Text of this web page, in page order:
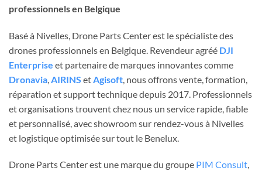
professionnels en Belgique
Basé à Nivelles, Drone Parts Center est le spécialiste des
drones professionnels en Belgique. Revendeur agréé DJI
Enterprise et partenaire de marques innovantes comme
Dronavia AIRINS et Agisoft , nous offrons vente, formation,
réparation et support technique depuis 2017. Professionnels
et organisations trouvent chez nous un service rapide, fiable
et personnalisé, avec showroom sur rendez-vous à Nivelles
et logistique optimisée sur tout le Benelux.
Drone Parts Center est une marque du groupe PIM Consult,